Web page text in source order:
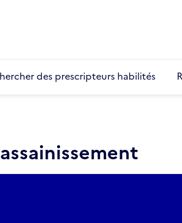
des prescripteurs habilités